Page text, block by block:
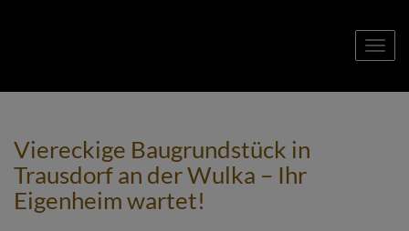
Viereckige Baugrundstück in
Trausdorf an der Wulka – Ihr
Eigenheim wartet!